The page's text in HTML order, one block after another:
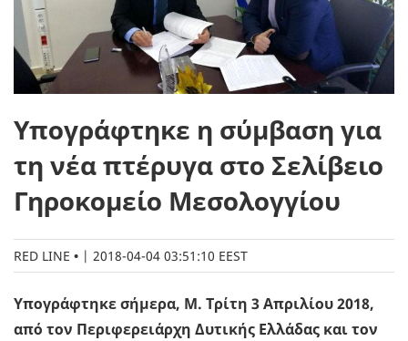
Υπογράφτηκε η σύμβαση για
τη νέα πτέρυγα στο Σελίβειο
Γηροκομείο Μεσολογγίου
RED LINE | 2018-04-04 03:51:10 EEST
Υπογράφτηκε σήμερα, Μ. Τρίτη 3 Απριλίου 2018,
από τον Περιφερειάρχη Δυτικής Ελλάδας και τον